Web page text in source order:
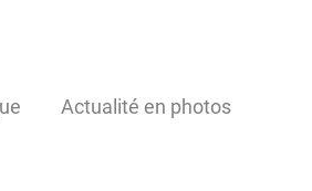
Actualité en photos